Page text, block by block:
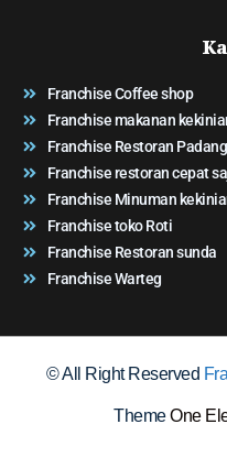
Franchise Coffee shop
Franchise makanan
Franchise Restoran Padang
Franchise restoran cepat
Franchise Minuman
Franchise toko Roti
Franchise Restoran sunda
Franchise Warteg
© All Right Reserved
ThemeOne